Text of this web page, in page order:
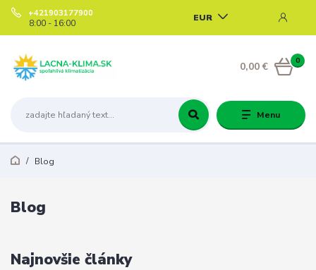
Menu
EUR
+421903177900
8:00 - 16:00
0
0,00 €
Blog
Blog
Najnovšie články